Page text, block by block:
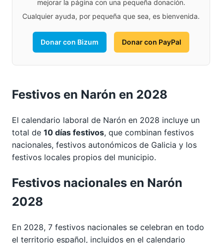
mejorar la página con una pequeña donación.
Cualquier ayuda, por pequeña que sea, es bienvenida.
Donar con Bizum Donar con PayPal
Festivos en Narón en 2028
El calendario laboral de Narón en 2028 incluye un
total de 10 días festivos, que combinan festivos
nacionales, festivos autonómicos de Galicia y los
festivos locales propios del municipio.
Festivos nacionales en Narón
2028
En 2028, 7 festivos nacionales se celebran en todo
el territorio español, incluidos en el calendario